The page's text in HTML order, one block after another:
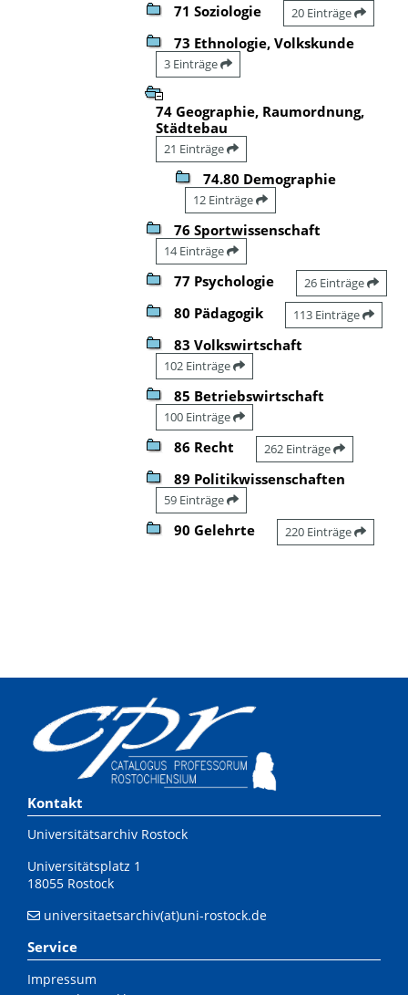
71 Soziologie 20 Einträge
73 Ethnologie, Volkskunde
3 Einträge
74 Geographie, Raumordnung,
Städtebau
21 Einträge
74.80 Demographie
12 Einträge
76 Sportwissenschaft
14 Einträge
77 Psychologie 26 Einträge
80 Pädagogik 113 Einträge
83 Volkswirtschaft
102 Einträge
85 Betriebswirtschaft
100 Einträge
86 Recht 262 Einträge
89 Politikwissenschaften
59 Einträge
90 Gelehrte 220 Einträge
Kontakt
Universitätsarchiv Rostock
Universitätsplatz 1
18055 Rostock
universitaetsarchiv(at)uni-rostock.de
Service
Impressum